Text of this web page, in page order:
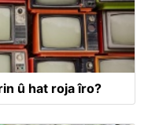
û hat roja îro?